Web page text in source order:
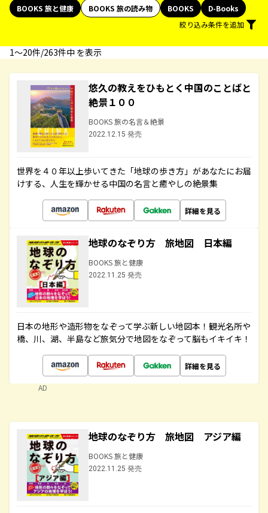
BOOKS 旅と健康
BOOKS 旅の読み物 BOOKS
D-Books
絞り込み条件を追加
1〜20件/263件中 を表示
悠久の教えをひもとく中国のことばと
絶景１００
BOOKS 旅の名言＆絶景
2022.12.15 発売
世界を４０年以上歩いてきた「地球の歩き方」があなたにお届
けする、人生を輝かせる中国の名言と癒やしの絶景集
詳細を見る
地球のなぞり方 旅地図 日本編
BOOKS 旅と健康
2022.11.25 発売
日本の地形や造形物をなぞって学ぶ新しい地図本！観光名所や
橋、川、湖、半島など旅気分で地図をなぞって脳もイキイキ！
詳細を見る
AD
地球のなぞり方 旅地図 アジア編
BOOKS 旅と健康
2022.11.25 発売